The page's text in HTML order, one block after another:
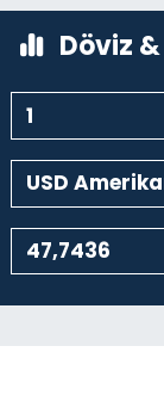
Döviz